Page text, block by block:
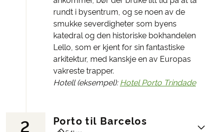
rundt i bysentrum, og se noen av de
smukke severdigheter som byens
katedral og den historiske bokhandelen
Lello, som er kjent for sin fantastiske
arkitektur, med kanskje en av Europas
vakreste trapper.
Hotell (eksempel): Hotel Porto Trindade
2 Porto til Barcelos